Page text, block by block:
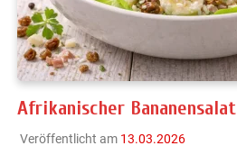
Afrikanischer Bananensalat
Veröffentlicht am 13.03.2026